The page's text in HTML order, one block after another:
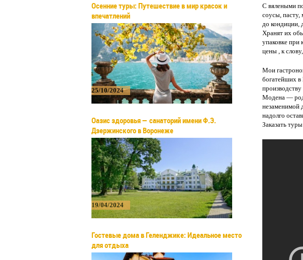
Осенние туры: Путешествие в мир красок и
впечатлений
25/10/2024
Оазис здоровья — санаторий имени Ф.Э.
Дзержинского в Воронеже
19/04/2024
Гостевые дома в Геленджике: Идеальное место
для отдыха
С вялеными
соусы, пасту,
до кондиции,
Хранят их
упаковке при
цены , к
Мои
богатейших в
Модена —
незаменимой
надолго
Заказать